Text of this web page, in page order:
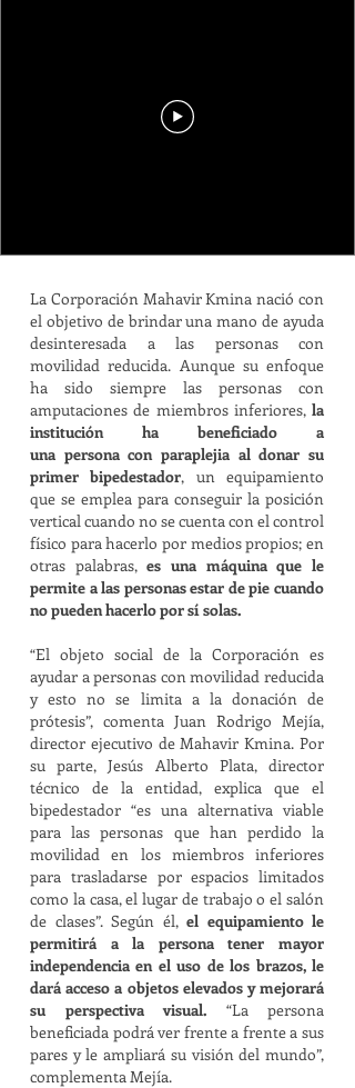
La Corporación Mahavir Kmina nació con
el objetivo de brindar una mano de ayuda
desinteresada a las personas con
movilidad reducida. Aunque su enfoque
ha sido siempre las personas con
amputaciones de miembros inferiores, la
institución ha beneficiado a
una persona con paraplejia al donar su
primer bipedestador, un equipamiento
que se emplea para conseguir la posición
vertical cuando no se cuenta con el control
físico para hacerlo por medios propios; en
otras palabras,es una máquina que le
permite a las personas estar de pie cuando
no pueden hacerlo por sí solas.
“El objeto social de la Corporación es
ayudar a personas con movilidad reducida
y esto no se limita a la donación de
prótesis”, comenta Juan Rodrigo Mejía,
director ejecutivo de Mahavir Kmina. Por
su parte, Jesús Alberto Plata, director
técnico de la entidad, explica que el
bipedestador “es una alternativa viable
para las personas que han perdido la
movilidad en los miembros inferiores
para trasladarse por espacios limitados
como la casa, el lugar de trabajo o el salón
de clases”. Según él, el equipamiento le
permitirá a la persona tener mayor
independencia en el uso de los brazos, le
dará acceso a objetos elevados y mejorará
su perspectiva visual. “La persona
beneficiada podrá ver frente a frente a sus
pares y le ampliará su visión del mundo”,
complementa Mejía.